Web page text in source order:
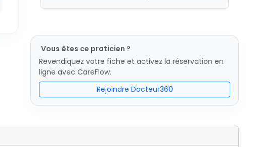
Vous êtes ce praticien ?
Revendiquez votre fiche et activez la réservation en
ligne avec CareFlow.
Rejoindre Docteur360